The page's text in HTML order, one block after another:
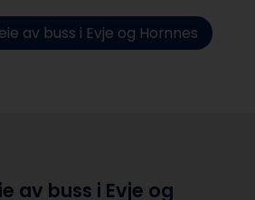
av buss i Evje og Hornnes
av buss i Evje og